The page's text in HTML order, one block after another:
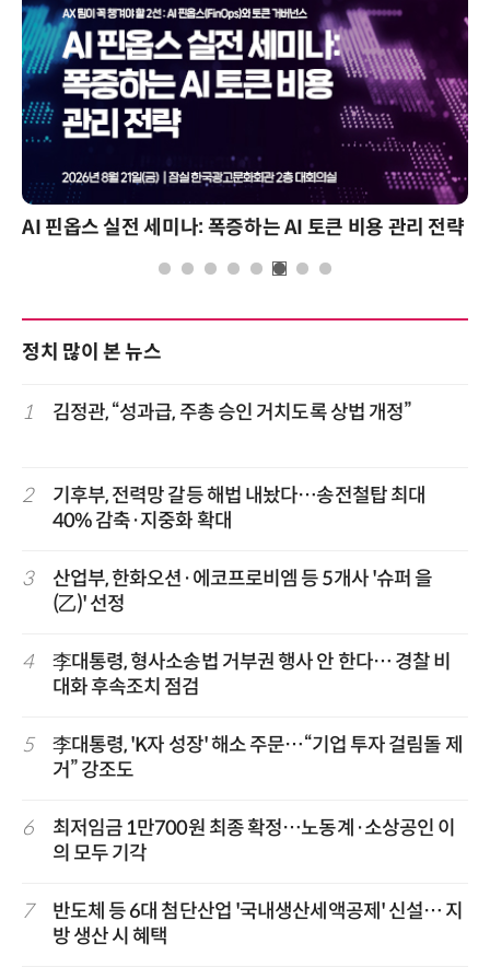
AI 핀옵스 실전 세미나: 폭증하는 AI 토큰 비용 관리 전략
정치 많이 본 뉴스
1 김정관, “성과급, 주총 승인 거치도록 상법 개정”
2
기후부, 전력망 갈등 해법 내놨다…송전철탑 최대
40% 감축·지중화 확대
3
산업부, 한화오션·에코프로비엠 등 5개사 '슈퍼 을
(乙)' 선정
4
李대통령, 형사소송법 거부권 행사 안 한다… 경찰 비
대화 후속조치 점검
5
李대통령, 'K자 성장' 해소 주문…“기업 투자 걸림돌 제
거” 강조도
6
최저임금 1만700원 최종 확정…노동계·소상공인 이
의 모두 기각
7
반도체 등 6대 첨단산업 '국내생산세액공제' 신설… 지
방 생산 시 혜택